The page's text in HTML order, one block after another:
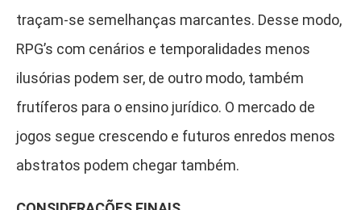
traçam-se semelhanças marcantes. Desse modo,
RPG’s com cenários e temporalidades menos
ilusórias podem ser, de outro modo, também
frutíferos para o ensino jurídico. O mercado de
jogos segue crescendo e futuros enredos menos
abstratos podem chegar também.